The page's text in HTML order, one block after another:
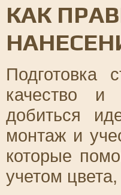
КАК
Подготовка
качество и
добиться
монтаж и
которые
учетом